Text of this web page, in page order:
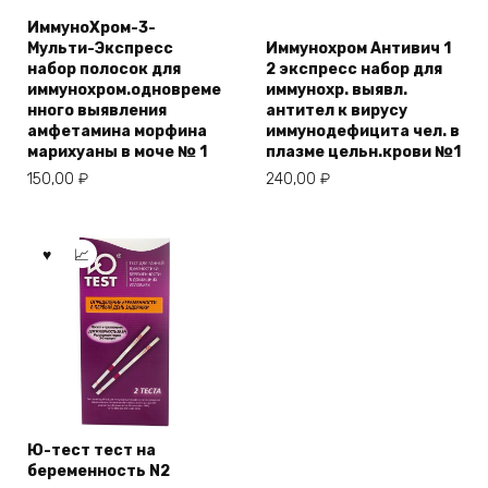
ИммуноХром-3-
Мульти-Экспресс
набор полосок для
иммунохром.одновреме
нного выявления
амфетамина морфина
марихуаны в моче № 1
150,00 ₽
Иммунохром Антивич 1
2 экспресс набор для
иммунохр. выявл.
антител к вирусу
иммунодефицита чел. в
плазме цельн.крови №1
240,00 ₽
Ю-тест тест на
беременность N2